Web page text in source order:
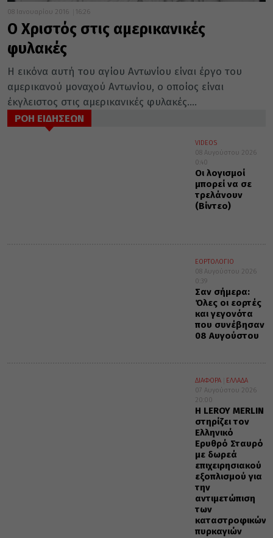
08 Ιανουαρίου 2016 16:26
Ο Χριστός στις αμερικανικές
φυλακές
Η εικόνα αυτή του αγίου Αντωνίου είναι έργο του
αμερικανού μοναχού Αντωνίου, ο οποίος είναι
έκγλειστος στις αμερικανικές φυλακές....
ΡΟΗ ΕΙΔΗΣΕΩΝ
VIDEOS
08 Αυγούστου 2026
0:40
Οι λογισμοί
μπορεί να σε
τρελάνουν
(Βίντεο)
ΕΟΡΤΟΛΟΓΙΟ
08 Αυγούστου 2026
0:39
Σαν σήμερα:
Όλες οι εορτές
και γεγονότα
που συνέβησαν
08 Αυγούστου
ΔΙΑΦΟΡΑ
ΕΛΛΑΔΑ
07 Αυγούστου 2026
20:00
Η LEROY MERLIN
στηρίζει τον
Ελληνικό
Ερυθρό Σταυρό
με δωρεά
επιχειρησιακού
εξοπλισμού για
την
αντιμετώπιση
των
καταστροφικών
πυρκαγιών